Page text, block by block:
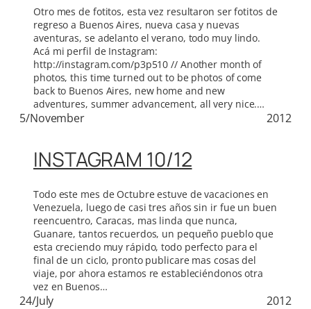
Otro mes de fotitos, esta vez resultaron ser fotitos de
regreso a Buenos Aires, nueva casa y nuevas
aventuras, se adelanto el verano, todo muy lindo.
Acá mi perfil de Instagram:
http://instagram.com/p3p510 // Another month of
photos, this time turned out to be photos of come
back to Buenos Aires, new home and new
adventures, summer advancement, all very nice.…
5/November 2012
INSTAGRAM 10/12
Todo este mes de Octubre estuve de vacaciones en
Venezuela, luego de casi tres años sin ir fue un buen
reencuentro, Caracas, mas linda que nunca,
Guanare, tantos recuerdos, un pequeño pueblo que
esta creciendo muy rápido, todo perfecto para el
final de un ciclo, pronto publicare mas cosas del
viaje, por ahora estamos re estableciéndonos otra
vez en Buenos…
24/July 2012